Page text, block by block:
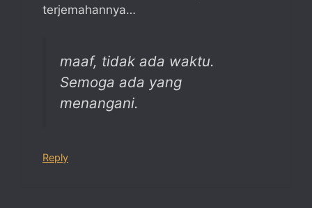
terjemahannya…
maaf, tidak ada waktu.
Semoga ada yang
menangani.
Reply